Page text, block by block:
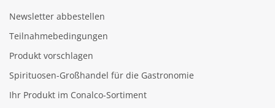
Newsletter abbestellen
Teilnahmebedingungen
Produkt vorschlagen
Spirituosen-Großhandel für die Gastronomie
Ihr Produkt im Conalco-Sortiment